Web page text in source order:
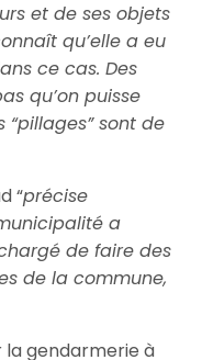
et de ses objets
qu’elle a eu
ce cas. Des
qu’on puisse
“pillages” sont de
“précise
a
de faire des
de la commune,
la gendarmerie à